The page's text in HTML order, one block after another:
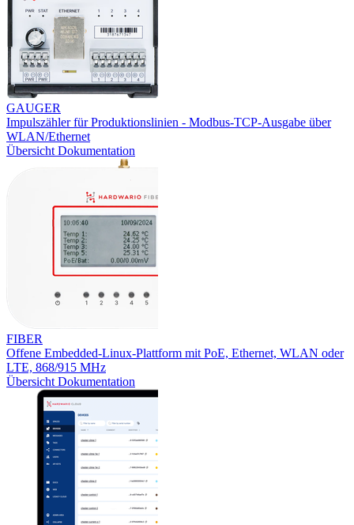
GAUGER
Impulszähler für Produktionslinien - Modbus-TCP-Ausgabe über
WLAN/Ethernet
Übersicht Dokumentation
FIBER
Offene Embedded-Linux-Plattform mit PoE, Ethernet, WLAN oder
LTE, 868/915 MHz
Übersicht Dokumentation